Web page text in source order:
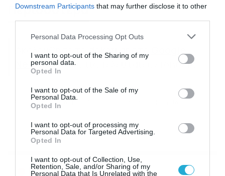
Downstream Participants that may further disclose it to other
Please note that this website/app uses one or more Google
not limited to your visit or usage behaviour. You may click to
grant or deny consent to Google and its third-party tags to
use your data for below specified purposes in below Google
consent section.
Personal Data Processing Opt Outs
I want to opt-out of the Sharing of my
personal data.
Opted In
I want to opt-out of the Sale of my
Personal Data.
Opted In
I want to opt-out of processing my
Personal Data for Targeted Advertising.
Opted In
I want to opt-out of Collection, Use,
Retention, Sale, and/or Sharing of my
Personal Data that Is Unrelated with the
Περισσότερα
Ακολούθησε το dokari.gr στο
Newsγια όλες τις τελευταίες ειδήσεις
ΛΟΓΑΡΙΑΣΜΟΣ ΔΕΗ
Ροή Ειδήσεων